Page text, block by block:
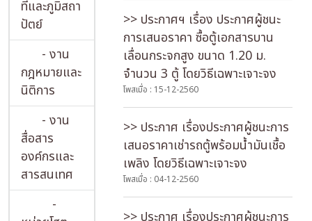
ที่และภูมิสถา
ปัตย์
- งาน
กฎหมายและ
นิติการ
- งาน
สื่อสาร
องค์กรและ
สารสนเทศ
-
>> ประกาศฯ เรื่อง ประกาศผู้ชนะ
การเสนอราคา ซื้อตู้เอกสารบาน
เลื่อนกระจกสูง ขนาด 1.20 ม.
จำนวน 3 ตู้ โดยวิธีเฉพาะเจาะจง
โพสเมื่อ : 15-12-2560
>> ประกาศ เรื่องประกาศผู้ชนะการ
เสนอราคาเช่ารถตู้พร้อมน้ำมันเชื้อ
เพลิง โดยวิธีเฉพาะเจาะจง
โพสเมื่อ : 04-12-2560
>> ประกาศ เรื่องประกาศผู้ชนะการ